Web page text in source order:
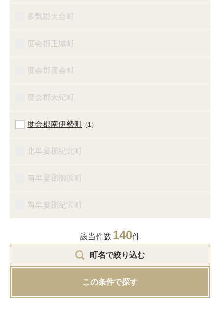
多気郡大台町
度会郡玉城町
度会郡度会町
度会郡大紀町
度会郡南伊勢町 （1）
北牟婁郡紀北町
南牟婁郡御浜町
南牟婁郡紀宝町
該当件数 140件
町名で絞り込む
この条件で探す